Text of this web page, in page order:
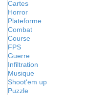
Cartes
Horror
Plateforme
Combat
Course
FPS
Guerre
Infiltration
Musique
Shoot'em up
Puzzle